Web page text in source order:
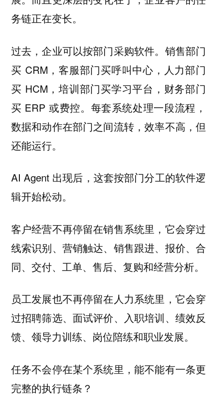
务链正在变长。
过去，企业可以按部门采购软件。销售部门
买 CRM，客服部门买呼叫中心，人力部门
买 HCM，培训部门买学习平台，财务部门
买 ERP 或费控。每套系统处理一段流程，
数据和动作在部门之间流转，效率不高，但
还能运行。
AI Agent 出现后，这套按部门分工的软件逻
辑开始松动。
客户经营不再停留在销售系统里，它会穿过
线索识别、营销触达、销售跟进、报价、合
同、交付、工单、售后、复购和经营分析。
员工发展也不再停留在人力系统里，它会穿
过招聘筛选、面试评价、入职培训、绩效反
馈、领导力训练、岗位陪练和职业发展。
任务不会停在某个系统里，能不能有一条更
完整的执行链条？